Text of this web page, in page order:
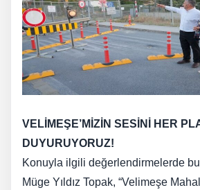
VELİMEŞE’MİZİN SESİNİ HER
DUYURUYORUZ!
Konuyla ilgili değerlendirmelerde
Müge Yıldız Topak, “Velimeşe